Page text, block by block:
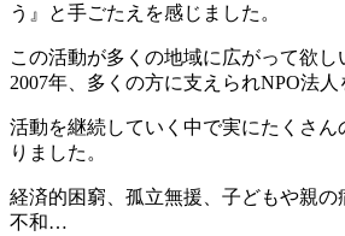
う』と手ごたえを感じました。
この活動が多くの地域に広がって欲し
2007年、多くの方に支えられNPO法人
活動を継続していく中で実にたくさん
りました。
経済的困窮、孤立無援、子どもや親の
不和…